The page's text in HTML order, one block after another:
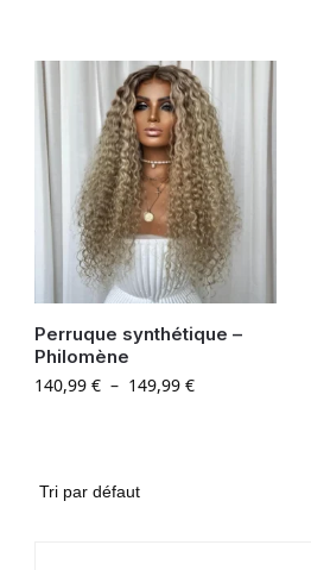
Perruque synthétique –
Philomène
140,99 € – 149,99 €